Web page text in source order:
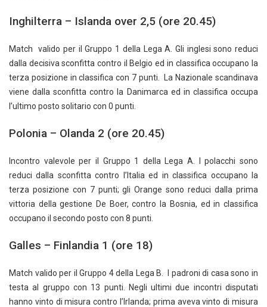
Inghilterra – Islanda over 2,5 (ore 20.45)
Match valido per il Gruppo 1 della Lega A. Gli inglesi sono reduci
dalla decisiva sconfitta contro il Belgio ed in classifica occupano la
terza posizione in classifica con 7 punti. La Nazionale scandinava
viene dalla sconfitta contro la Danimarca ed in classifica occupa
l’ultimo posto solitario con 0 punti.
Polonia – Olanda 2 (ore 20.45)
Incontro valevole per il Gruppo 1 della Lega A. I polacchi sono
reduci dalla sconfitta contro l’Italia ed in classifica occupano la
terza posizione con 7 punti; gli Orange sono reduci dalla prima
vittoria della gestione De Boer, contro la Bosnia, ed in classifica
occupano il secondo posto con 8 punti.
Galles – Finlandia 1 (ore 18)
Match valido per il Gruppo 4 della Lega B. I padroni di casa sono in
testa al gruppo con 13 punti. Negli ultimi due incontri disputati
hanno vinto di misura contro l’Irlanda; prima aveva vinto di misura